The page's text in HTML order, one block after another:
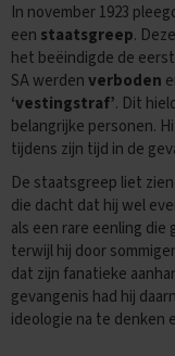
n
t
i
p
O
e
f
e
n
e
x
a
m
e
n
In november 1923
een staatsgreep.
het beëindigde de
SA werdenverboden
‘vestingstraf’. Dit
belangrijke personen.
tijdens zijn tijd in de
De staatsgreep liet
die dacht dat hij wel
als een rare eenling die
terwijl hij door
dat zijn fanatieke
gevangenis had hij
ideologie na te denken